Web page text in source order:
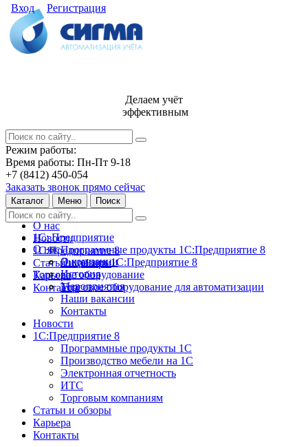
Вход Регистрация
Делаем учёт
эффективным
Режим работы:
Время работы: Пн-Пт 9-18
+7 (8412) 450-054
Заказать звонок прямо сейчас
Каталог Меню Поиск
О нас
Новости
1С:Предприятие 8
Статьи и обзоры
Карьера
Контакты
1С: Предприятие
Программные продукты 1С:Предприятие 8
Лицензии 1С:Предприятие 8
Торговое оборудование
Торговое оборудование для автоматизации
О нас
О компании
История
Мероприятия
Наши вакансии
Контакты
Новости
1С:Предприятие 8
Программные продукты 1С
Производство мебели на 1С
Электронная отчетность
ИТС
Торговым компаниям
Статьи и обзоры
Карьера
Контакты